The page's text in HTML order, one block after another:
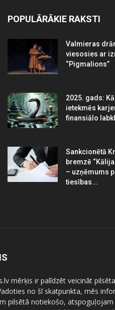
POPULĀRĀKIE RAKSTI
Valmieras
viesosies ar
“Pigmalions”
2025. gads: Kā
ietekmēs
finansiālo
Sankcionētā
bremzē
– uzņēmums
tiesības...
mērķis ir palīdzēt veicināt
no šī skatpunkta, mēs
pilsētā notiekošo, atspoguļojam